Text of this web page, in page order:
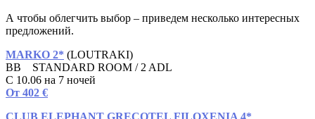
А чтобы облегчить выбор – приведем несколько интересных
предложений.
MARKO 2* (LOUTRAKI)
BB STANDARD ROOM / 2 ADL
С 10.06 на 7 ночей
От 402 €